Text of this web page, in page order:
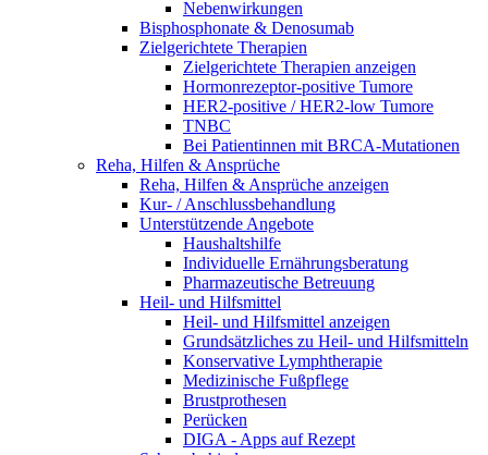
Nebenwirkungen
Bisphosphonate & Denosumab
Zielgerichtete Therapien
Zielgerichtete Therapien anzeigen
Hormonrezeptor-positive Tumore
HER2-positive / HER2-low Tumore
TNBC
Bei Patientinnen mit BRCA-Mutationen
Reha, Hilfen & Ansprüche
Reha, Hilfen & Ansprüche anzeigen
Kur- / Anschlussbehandlung
Unterstützende Angebote
Haushaltshilfe
Individuelle Ernährungsberatung
Pharmazeutische Betreuung
Heil- und Hilfsmittel
Heil- und Hilfsmittel anzeigen
Grundsätzliches zu Heil- und Hilfsmitteln
Konservative Lymphtherapie
Medizinische Fußpflege
Brustprothesen
Perücken
DIGA - Apps auf Rezept